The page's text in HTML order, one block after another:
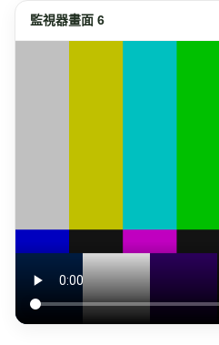
監視器畫面 6